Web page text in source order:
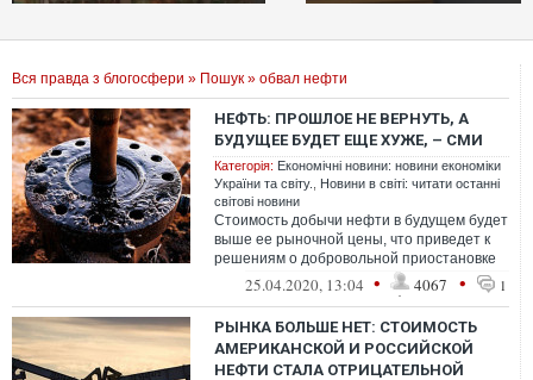
Вся правда з блогосфери » Пошук » обвал нефти
НЕФТЬ: ПРОШЛОЕ НЕ ВЕРНУТЬ, А
БУДУЩЕЕ БУДЕТ ЕЩЕ ХУЖЕ, – СМИ
Категорія: Економічні новини: новини економіки
України та світу.
Новини в світі: читати останні
світові новини
Стоимость добычи нефти в будущем будет
выше ее рыночной цены, что приведет к
решениям о добровольной приостановке
производства, увольнению тысяч рабоч...
25.04.2020, 13:04 • 4067 • 1
РЫНКА БОЛЬШЕ НЕТ: СТОИМОСТЬ
АМЕРИКАНСКОЙ И РОССИЙСКОЙ
НЕФТИ СТАЛА ОТРИЦАТЕЛЬНОЙ